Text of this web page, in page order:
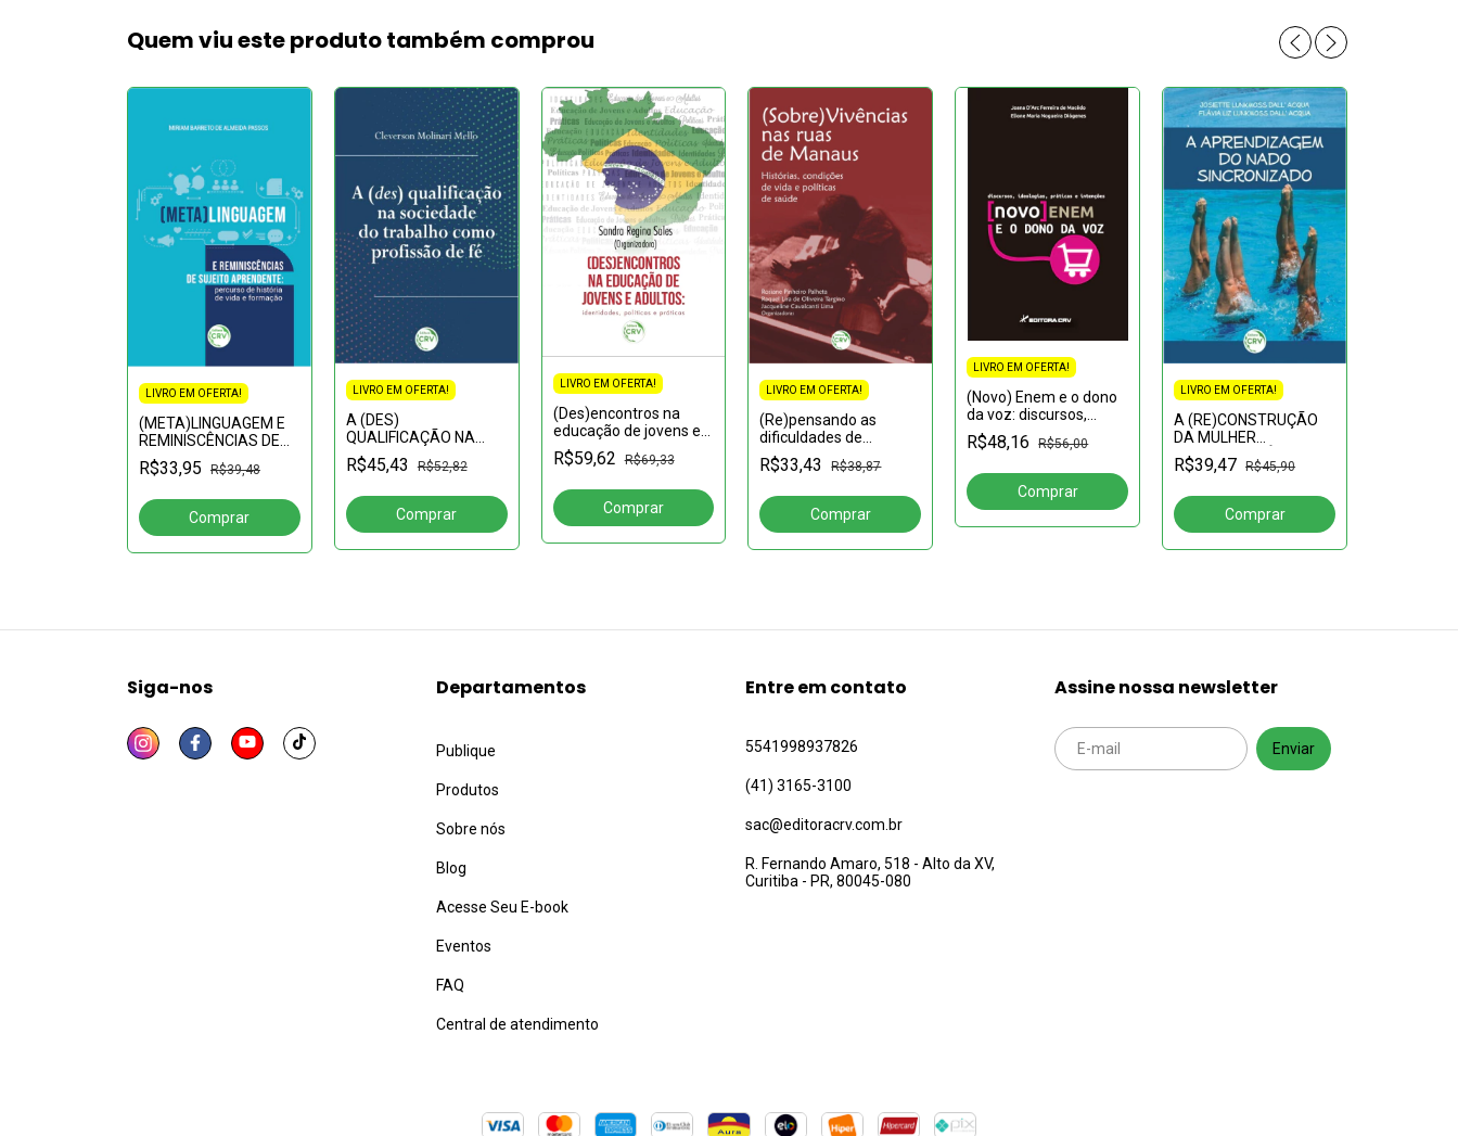
Quem viu este produto também comprou
LIVRO EM OFERTA!
(META)LINGUAGEM E
REMINISCÊNCIAS DE
SUJEITO
APRENDENTE:percurso
formação
R$33,95 R$39,48
LIVRO EM OFERTA!
A (DES)
QUALIFICAÇÃO NA
SOCIEDADE DO
TRABALHO COMO
R$45,43 R$52,82
LIVRO EM OFERTA!
(Des)encontros na
educação de jovens e
adultos: identidades,
políticas e práticas
R$59,62 R$69,33
LIVRO EM OFERTA!
(Re)pensando as
dificuldades de
aprendizagem:
reflexões ao professor
ensino aprendizagem
da língua
R$33,43 R$38,87
LIVRO EM OFERTA!
(Novo) Enem e o dono
da voz: discursos,
ideologias, práticas e
intenções
R$48,16 R$56,00
LIVRO EM OFERTA!
A (RE)CONSTRUÇÃO
DA MULHER
CONTEMPORÂNEA:Um
novo pensar sobre a
na sociedade
R$39,47 R$45,90
Siga-nos Departamentos
Publique
Produtos
Sobre nós
Blog
Acesse Seu E-book
Eventos
FAQ
Central de atendimento
Entre em contato
5541998937826
(41) 3165-3100
sac@editoracrv.com.br
R. Fernando Amaro, 518 - Alto da XV,
Curitiba - PR, 80045-080
Assine nossa newsletter